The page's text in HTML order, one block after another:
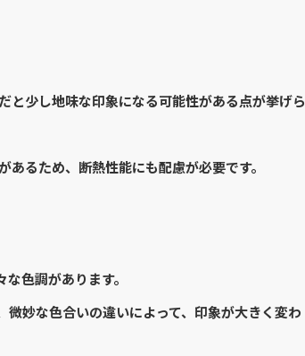
と少し地味な印象になる可能性がある点が挙げら
るため、断熱性能にも配慮が必要です。
色調があります。
妙な色合いの違いによって、印象が大きく変わ